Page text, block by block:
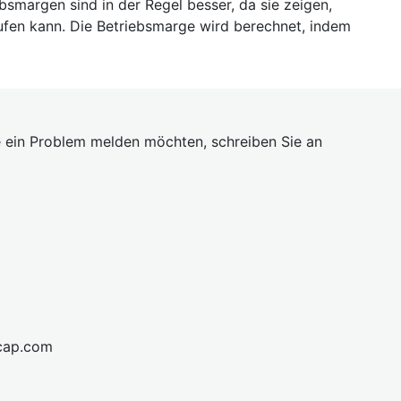
sind in der Regel besser, da sie zeigen,
kann. Die Betriebsmarge wird berechnet, indem
Problem melden möchten, schreiben Sie an